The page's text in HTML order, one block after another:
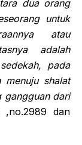
dua orang
untuk
atau
adalah
pada
shalat
gangguan dari
,no.2989 dan